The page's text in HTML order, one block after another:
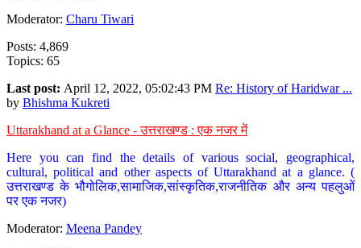
Moderator: Charu Tiwari
Posts: 4,869
Topics: 65
Last post: April 12, 2022, 05:02:43 PM Re: History of Haridwar ...
by Bhishma Kukreti
Uttarakhand at a Glance - उत्तराखण्ड : एक नजर में
Here you can find the details of various social, geographical,
cultural, political and other aspects of Uttarakhand at a glance. (
उत्तराखण्ड के भौगोलिक,सामाजिक,सांस्कृतिक,राजनीतिक और अन्य पहलुओं
पर एक नजर)
Moderator: Meena Pandey